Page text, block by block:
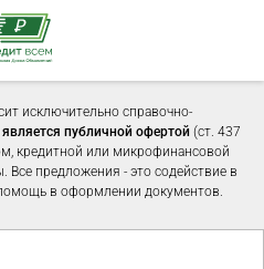
исключительно справочно-
является публичной офертой (ст. 437
кредитной или микрофинансовой
Все предложения - это содействие в
в оформлении документов.